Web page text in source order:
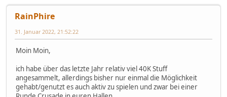
RainPhire
31. Januar 2022, 21:52:22
Moin Moin,
ich habe über das letzte Jahr relativ viel 40K Stuff
angesammelt, allerdings bisher nur einmal die Möglichkeit
gehabt/genutzt es auch aktiv zu spielen und zwar bei einer